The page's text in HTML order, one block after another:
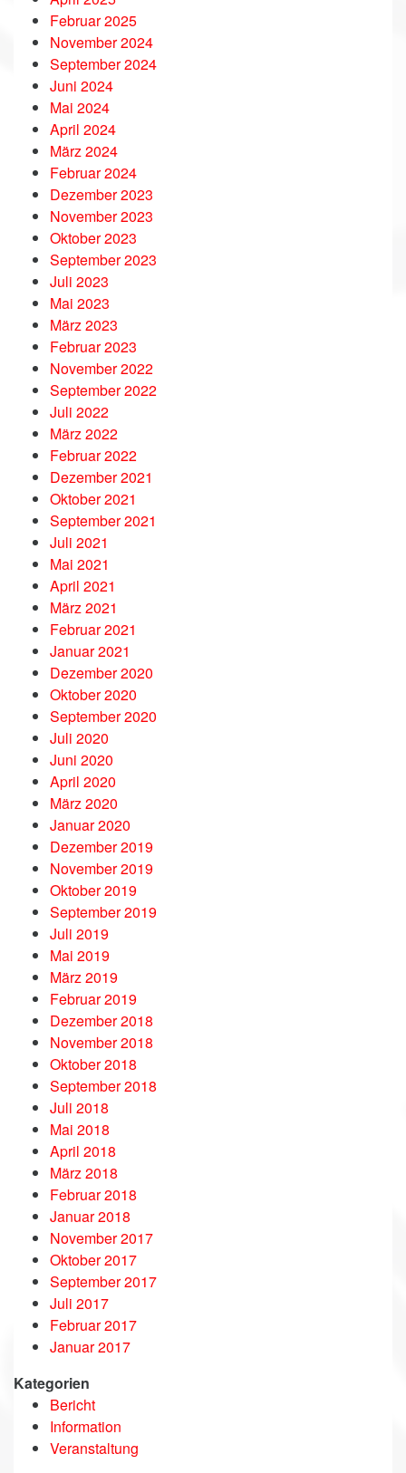
Februar 2025
November 2024
September 2024
Juni 2024
Mai 2024
April 2024
März 2024
Februar 2024
Dezember 2023
November 2023
Oktober 2023
September 2023
Juli 2023
Mai 2023
März 2023
Februar 2023
November 2022
September 2022
Juli 2022
März 2022
Februar 2022
Dezember 2021
Oktober 2021
September 2021
Juli 2021
Mai 2021
April 2021
März 2021
Februar 2021
Januar 2021
Dezember 2020
Oktober 2020
September 2020
Juli 2020
Juni 2020
April 2020
März 2020
Januar 2020
Dezember 2019
November 2019
Oktober 2019
September 2019
Juli 2019
Mai 2019
März 2019
Februar 2019
Dezember 2018
November 2018
Oktober 2018
September 2018
Juli 2018
Mai 2018
April 2018
März 2018
Februar 2018
Januar 2018
November 2017
Oktober 2017
September 2017
Juli 2017
Februar 2017
Januar 2017
Kategorien
Bericht
Information
Veranstaltung